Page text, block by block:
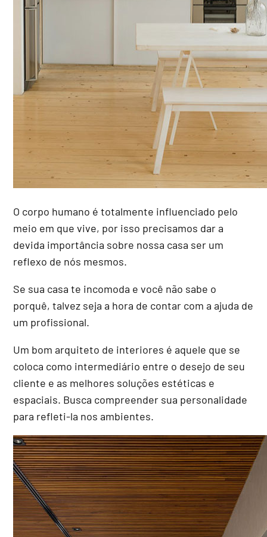
O corpo humano é totalmente influenciado pelo
meio em que vive, por isso precisamos dar a
devida importância sobre nossa casa ser um
reflexo de nós mesmos.
Se sua casa te incomoda e você não sabe o
porquê, talvez seja a hora de contar com a ajuda de
um profissional.
Um bom arquiteto de interiores é aquele que se
coloca como intermediário entre o desejo de seu
cliente e as melhores soluções estéticas e
espaciais. Busca compreender sua personalidade
para refleti-la nos ambientes.